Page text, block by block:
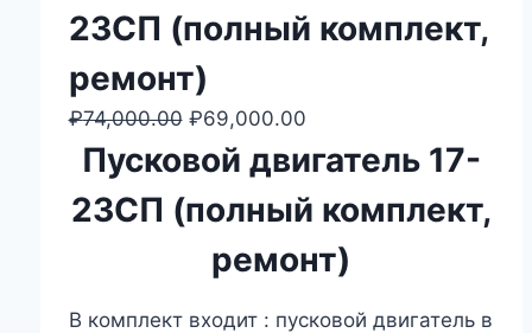
23СП (полный комплект,
ремонт)
₽74,000.00 Первоначальная
цена
составляла
₽74,000.00.
₽69,000.00
цена:
Пусковой двигатель 17-
23СП (полный комплект,
ремонт)
В комплект входит : пусковой двигатель в